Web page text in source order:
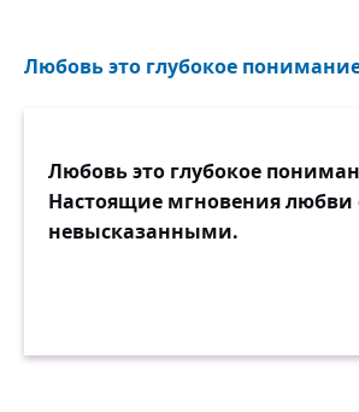
Любовь это глубокое
Любовь это глубокое
Настоящие мгновения любви
невысказанными.